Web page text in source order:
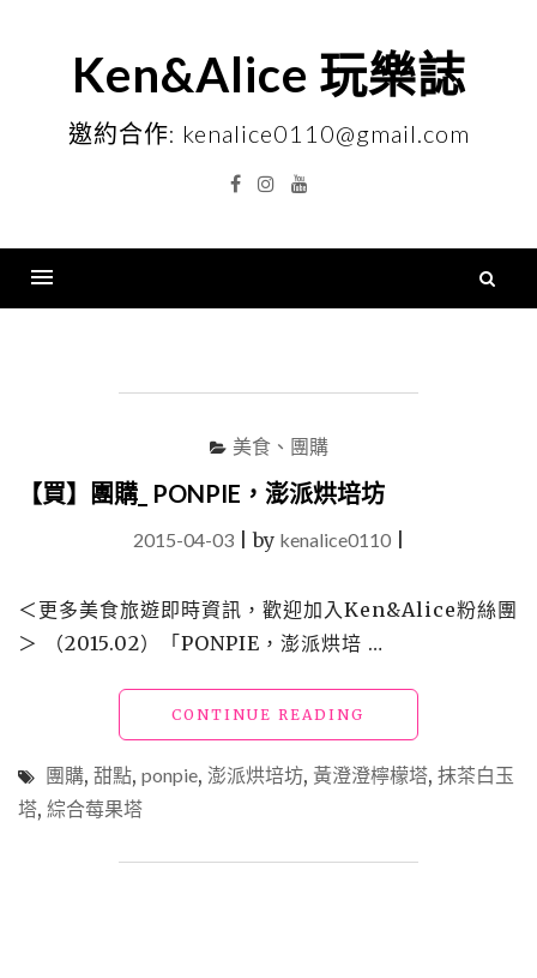
Ken&Alice 玩樂誌
邀約合作: kenalice0110@gmail.com
FacebookInstagramYouTube
美食、團購
【買】團購_ PONPIE，澎派烘培坊
2015-04-03|by kenalice0110|
＜更多美食旅遊即時資訊，歡迎加入Ken&Alice粉絲團
＞ （2015.02）「PONPIE，澎派烘培 …
CONTINUE READING
團
購
_
派
團購, 甜點, ponpie, 澎派烘培坊, 黃澄澄檸檬塔, 抹茶白玉
塔, 綜合莓果塔